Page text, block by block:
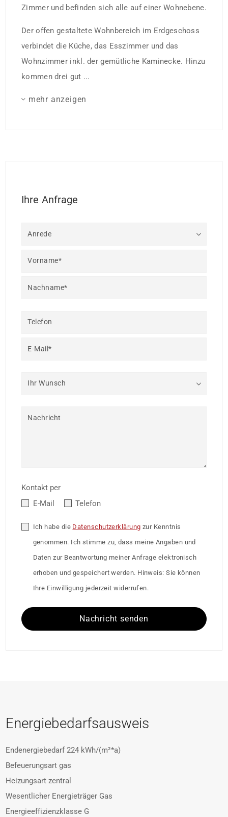
Zimmer und befinden sich alle auf einer Wohnebene.
Der offen gestaltete Wohnbereich im Erdgeschoss
verbindet die Küche, das Esszimmer und das
Wohnzimmer inkl. der gemütliche Kaminecke. Hinzu
kommen drei gut ...
mehr anzeigen
Ihre Anfrage
Anrede
Vorname*
Nachname*
Telefon
E-Mail*
Ihr Wunsch
Nachricht
Kontakt per
E-Mail
Telefon
Ich habe die Datenschutzerklärung zur Kenntnis
genommen. Ich stimme zu, dass meine Angaben und
Daten zur Beantwortung meiner Anfrage elektronisch
erhoben und gespeichert werden. Hinweis: Sie können
Ihre Einwilligung jederzeit widerrufen.
Nachricht senden
Energiebedarfsausweis
Endenergiebedarf224 kWh/(m²*a)
Befeuerungsart gas
Heizungsart zentral
Wesentlicher Energieträger Gas
Energieeffizienzklasse G